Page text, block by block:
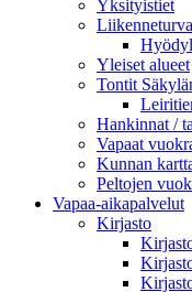
Yksityistiet
Yleiset alueet
Tontit
Hankinnat /
Vapaat
Kunnan
Peltojen
Vapaa-aika­palvelut
Kirjasto